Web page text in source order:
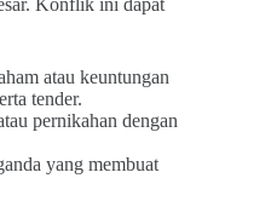
Konflik ini dapat
atau keuntungan
tender.
pernikahan dengan
yang membuat